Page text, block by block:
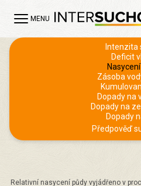
MENU
Intenzita
Deficit
Zásoba
Dopady na
Dopady na
Dopady
Předpověď
Relativní nasycení půdy vyjádřeno v